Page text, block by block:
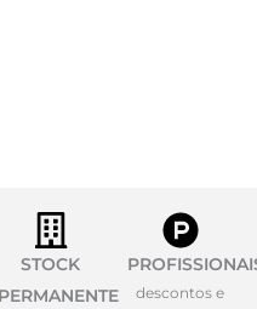
STOCK
PERMANENTE
descontos e